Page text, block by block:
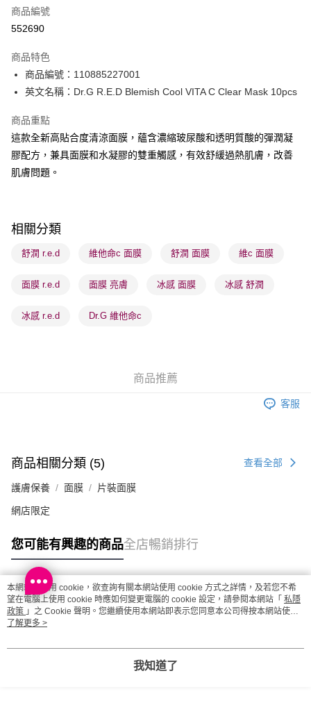
Apple Pay
PayMe
WeChat Pay
BoC Pay
送貨方式
順豐自助櫃 - 確認發貨後1-3個工作天送達
順豐站及營業點 - 確認發貨後1-3個工作天送達
物流公司進行物流配送
商品編號
552690
商品特色
商品編號：110885227001
英文名稱：Dr.G R.E.D Blemish Cool VITA C Clear Mask 10pcs
商品重點
這款全新高貼合度清涼面膜，蘊含濃縮玻尿酸和透明質酸的彈潤凝
膠配方，兼具面膜和水凝膠的雙重觸感，有效舒緩過熱肌膚，改善
肌膚問題。
相關分類
舒潤 r.e.d 維他命c 面膜 舒潤 面膜 維c 面膜
面膜 r.e.d 面膜 亮膚 冰感 面膜 冰感 舒潤
冰感 r.e.d Dr.G 維他命c
商品推薦
客服
商品相關分類 (5) 查看全部
護膚保養 面膜 片裝面膜
網店限定
您可能有興趣的商品全店暢銷排行
熱門標籤
熱銷排行
本網站中使用 cookie，欲查詢有關本網站使用 cookie 方式之詳情，及若您不希
望在電腦上使用 cookie 時應如何變更電腦的 cookie 設定，請參閱本網站「 私隱
政策 」之 Cookie 聲明。您繼續使用本網站即表示您同意本公司得按本網站使用
條款之 Cookie 聲明使用 cookie。
了解更多 >
我知道了